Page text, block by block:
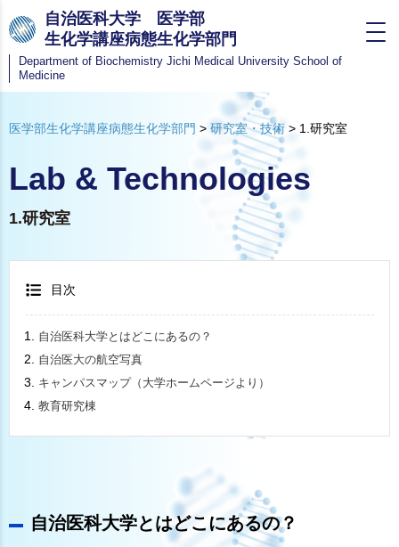
自治医科大学 医学部
生化学講座病態生化学部門
Department of Biochemistry Jichi Medical University School of
Medicine
医学部生化学講座病態生化学部門 > 研究室・技術 > 1.研究室
Lab & Technologies
1.研究室
自治医科大学とはどこにあるの？
目次
自治医科大学とはどこにあるの？
自治医大の航空写真
キャンパスマップ（大学ホームページより）
教育研究棟